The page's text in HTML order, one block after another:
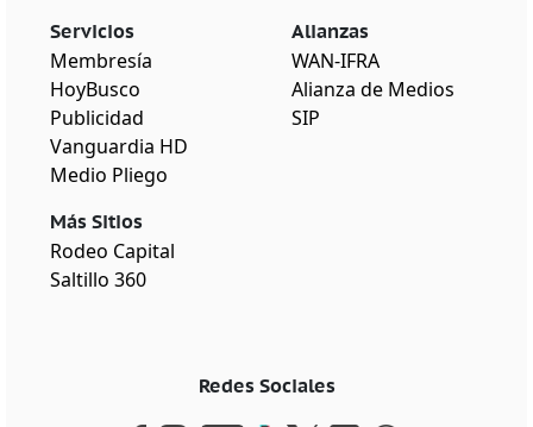
Servicios
Membresía
HoyBusco
Publicidad
Vanguardia HD
Medio Pliego
Más Sitios
Rodeo Capital
Saltillo 360
Alianzas
WAN-IFRA
Alianza de Medios
SIP
Redes Sociales